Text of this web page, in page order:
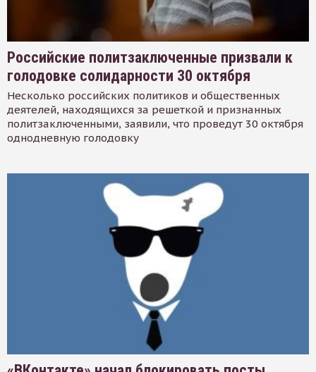
Российские политзаключенные призвали к
голодовке солидарности 30 октября
Несколько российских политиков и общественных
деятелей, находящихся за решеткой и признанных
политзаключенными, заявили, что проведут 30 октября
однодневную голодовку